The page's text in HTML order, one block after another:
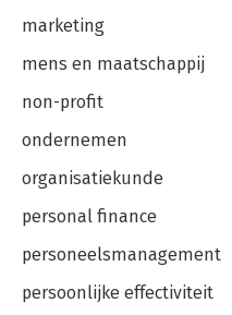
marketing
mens en maatschappij
non-profit
ondernemen
organisatiekunde
personal finance
personeelsmanagement
persoonlijke effectiviteit